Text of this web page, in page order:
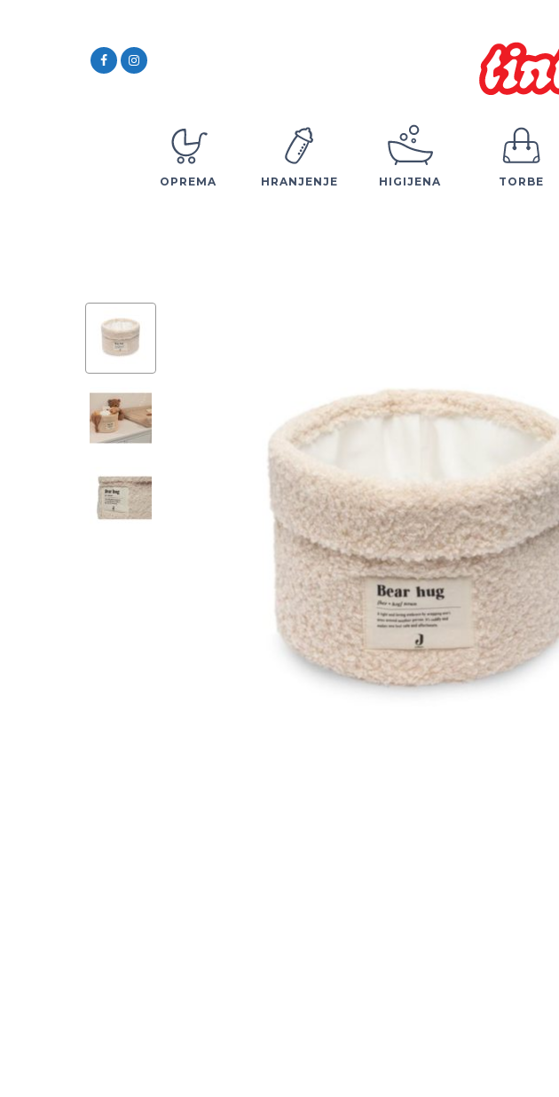
OPREMA HRANJENJE HIGIJENA TORBE